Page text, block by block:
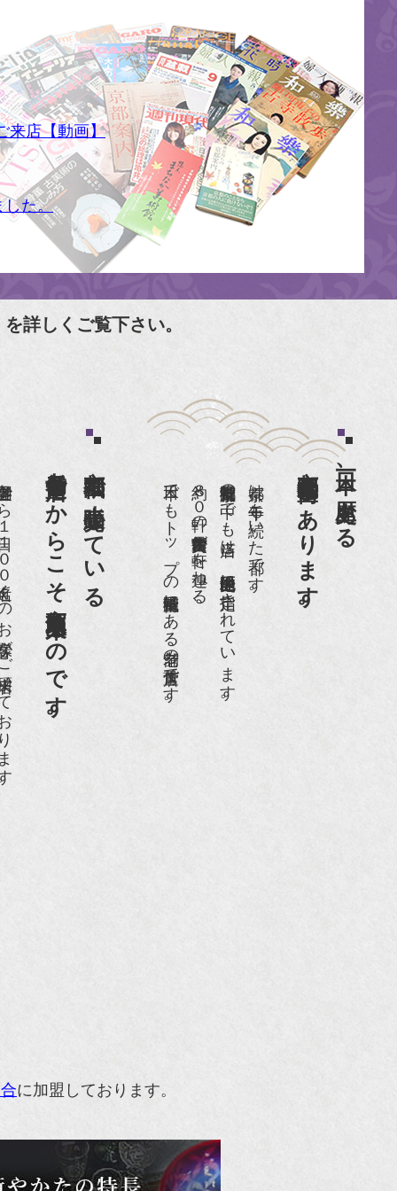
来店【動画】
した。
を詳しくご覧下さい。
日本一、歴史ある
京都祇園骨董街にあります。
京都は千年も続いた都です。
京都祇園骨董街の中でも当店は、歴史的保全地区に指定されています。
約８０軒の古美術骨董商が軒を連ねる、
日本でもトップの祇園骨董街にある老舗の骨董店です。
京都祇園で小売販売している
老舗骨董店だからこそ高価買取出来るのです。
ご来店頂いております。
に加盟しております。